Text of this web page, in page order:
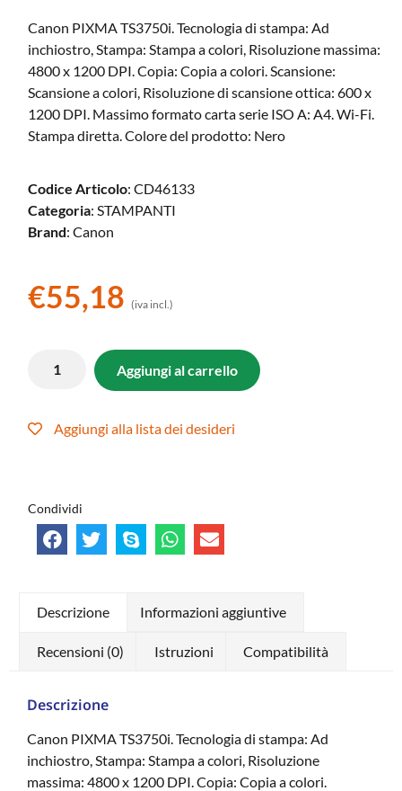
Canon PIXMA TS3750i. Tecnologia di stampa: Ad
inchiostro, Stampa: Stampa a colori, Risoluzione massima:
4800 x 1200 DPI. Copia: Copia a colori. Scansione:
Scansione a colori, Risoluzione di scansione ottica: 600 x
1200 DPI. Massimo formato carta serie ISO A: A4. Wi-Fi.
Stampa diretta. Colore del prodotto: Nero
Codice Articolo: CD46133
Categoria: STAMPANTI
Brand: Canon
€55,18 (iva incl.)
Aggiungi al carrello
Aggiungi alla lista dei desideri
Condividi
Descrizione Informazioni aggiuntive
Recensioni (0) Istruzioni Compatibilità
Descrizione
Canon PIXMA TS3750i. Tecnologia di stampa: Ad
inchiostro, Stampa: Stampa a colori, Risoluzione
massima: 4800 x 1200 DPI. Copia: Copia a colori.